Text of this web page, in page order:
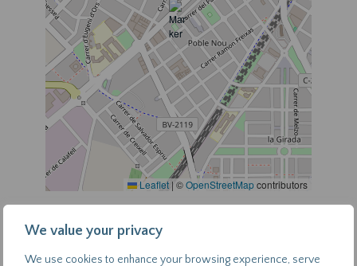
We value your privacy
We use cookies to enhance your browsing experience, serve
Leaflet | ©OpenStreetMapcontributors
Energy efficiency
year): 0